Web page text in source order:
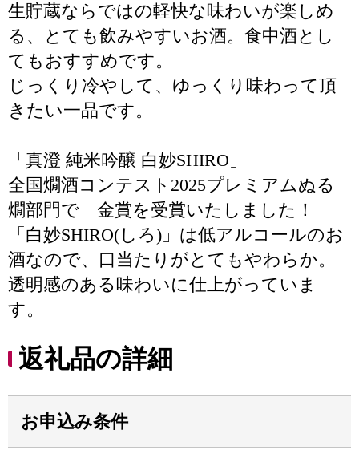
生貯蔵ならではの軽快な味わいが楽しめ
る、とても飲みやすいお酒。食中酒とし
てもおすすめです。
じっくり冷やして、ゆっくり味わって頂
きたい一品です。
「真澄 純米吟醸 白妙SHIRO」
全国燗酒コンテスト2025プレミアムぬる
燗部門で 金賞を受賞いたしました！
「白妙SHIRO(しろ)」は低アルコールのお
酒なので、口当たりがとてもやわらか。
透明感のある味わいに仕上がっていま
す。
返礼品の詳細
お申込み条件